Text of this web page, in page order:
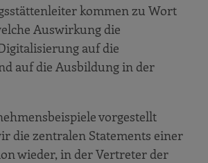
der Ergebnisse
weit ist der Baumittelstand bei
Themen Digitalisierung und BIM?
orientiert sich der Baumittelstand
Einführung von BIM
Folgen hat das modellbasierte
(BIM) für die Bau-Arbeitswelt?
kommen zu Wort
Auswirkung die
auf die
auf die Ausbildung in der
vorgestellt
die zentralen Statements einer
wieder, in der Vertreter der